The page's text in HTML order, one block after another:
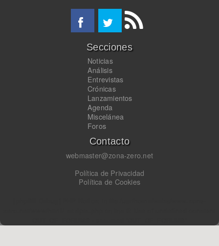
Secciones
Noticias
Análisis
Entrevistas
Crónicas
Lanzamientos
Agenda
Miscelánea
Foros
Contacto
webmaster@zona-zero.net
Política de Privacidad
Política de Cookies